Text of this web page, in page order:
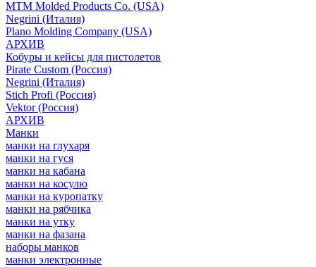
MTM Molded Products Co. (USA)
Negrini (Италия)
Plano Molding Company (USA)
АРХИВ
Кобуры и кейсы для пистолетов
Pirate Custom (Россия)
Negrini (Италия)
Stich Profi (Россия)
Vektor (Россия)
АРХИВ
Манки
манки на глухаря
манки на гуся
манки на кабана
манки на косулю
манки на куропатку
манки на рябчика
манки на утку
манки на фазана
наборы манков
манки электронные